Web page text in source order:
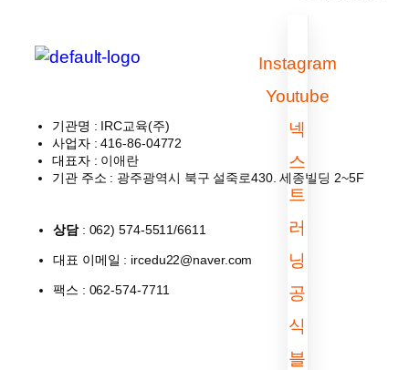
Instagram
Youtube
넥
스
트
러
닝
공
식
블
기관명 : IRC교육(주)
사업자: 416-86-04772
대표자: 이애란
기관 주소 : 광주광역시 북구 설죽로430. 세종빌딩 2~5F
상담: 062) 574-5511/6611
대표 이메일 : ircedu22@naver.com
팩스 : 062-574-7711